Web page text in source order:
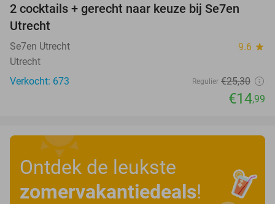
41%
2 cocktails + gerecht naar keuze bij Se7en
Utrecht
Se7en Utrecht 9.6 star
Utrecht
Verkocht: 673
Regulier €25,30
€14,99
Ontdek de leukste
zomervakantiedeals!